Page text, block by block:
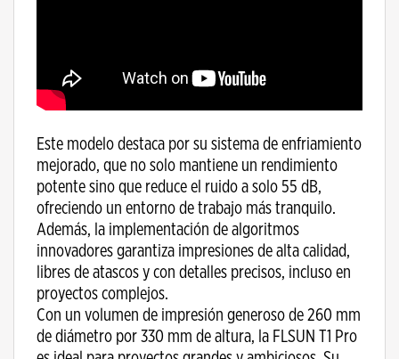
Este modelo destaca por su sistema de enfriamiento
mejorado, que no solo mantiene un rendimiento
potente sino que reduce el ruido a solo 55 dB,
ofreciendo un entorno de trabajo más tranquilo.
Además, la implementación de algoritmos
innovadores garantiza impresiones de alta calidad,
libres de atascos y con detalles precisos, incluso en
proyectos complejos.
Con un volumen de impresión generoso de 260 mm
de diámetro por 330 mm de altura, la FLSUN T1 Pro